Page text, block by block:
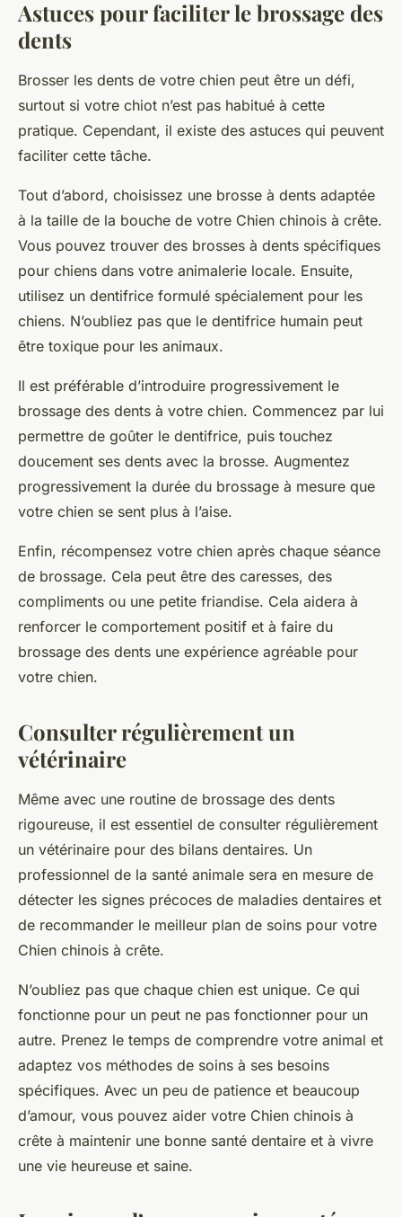
Astuces pour faciliter le brossage des
dents
Brosser les dents de votre chien peut être un défi,
surtout si votre chiot n’est pas habitué à cette
pratique. Cependant, il existe des astuces qui peuvent
faciliter cette tâche.
Tout d’abord, choisissez une brosse à dents adaptée
à la taille de la bouche de votre Chien chinois à crête.
Vous pouvez trouver des brosses à dents spécifiques
pour chiens dans votre animalerie locale. Ensuite,
utilisez un dentifrice formulé spécialement pour les
chiens. N’oubliez pas que le dentifrice humain peut
être toxique pour les animaux.
Il est préférable d’introduire progressivement le
brossage des dents à votre chien. Commencez par lui
permettre de goûter le dentifrice, puis touchez
doucement ses dents avec la brosse. Augmentez
progressivement la durée du brossage à mesure que
votre chien se sent plus à l’aise.
Enfin, récompensez votre chien après chaque séance
de brossage. Cela peut être des caresses, des
compliments ou une petite friandise. Cela aidera à
renforcer le comportement positif et à faire du
brossage des dents une expérience agréable pour
votre chien.
Consulter régulièrement un
vétérinaire
Même avec une routine de brossage des dents
rigoureuse, il est essentiel de consulter régulièrement
un vétérinaire pour des bilans dentaires. Un
professionnel de la santé animale sera en mesure de
détecter les signes précoces de maladies dentaires et
de recommander le meilleur plan de soins pour votre
Chien chinois à crête.
N’oubliez pas que chaque chien est unique. Ce qui
fonctionne pour un peut ne pas fonctionner pour un
autre. Prenez le temps de comprendre votre animal et
adaptez vos méthodes de soins à ses besoins
spécifiques. Avec un peu de patience et beaucoup
d’amour, vous pouvez aider votre Chien chinois à
crête à maintenir une bonne santé dentaire et à vivre
une vie heureuse et saine.